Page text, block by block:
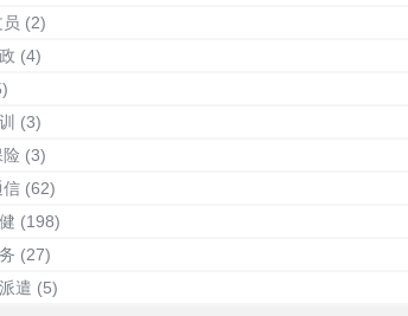
(2)
(4)
(3)
(3)
信 (62)
(198)
(27)
遣 (5)